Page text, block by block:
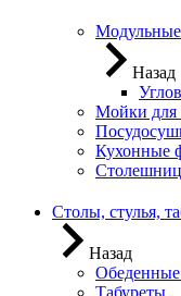
Назад
Мойки для
Кухонные
Столы, стулья,
Назад
Табуреты